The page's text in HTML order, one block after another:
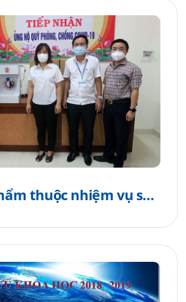
thuộc nhiệm vụ sự
tự động” phòng
- Nông nghiệp